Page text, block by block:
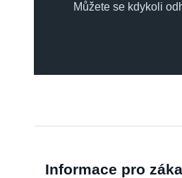
Můžete se kdykoli
Informace pro